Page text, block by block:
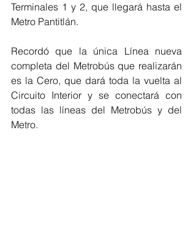
Terminales 1 y 2, que llegará hasta el
Metro Pantitlán.
Recordó que la única Línea nueva
completa del Metrobús que realizarán
es la Cero, que dará toda la vuelta al
Circuito Interior y se conectará con
todas las líneas del Metrobús y del
Metro.